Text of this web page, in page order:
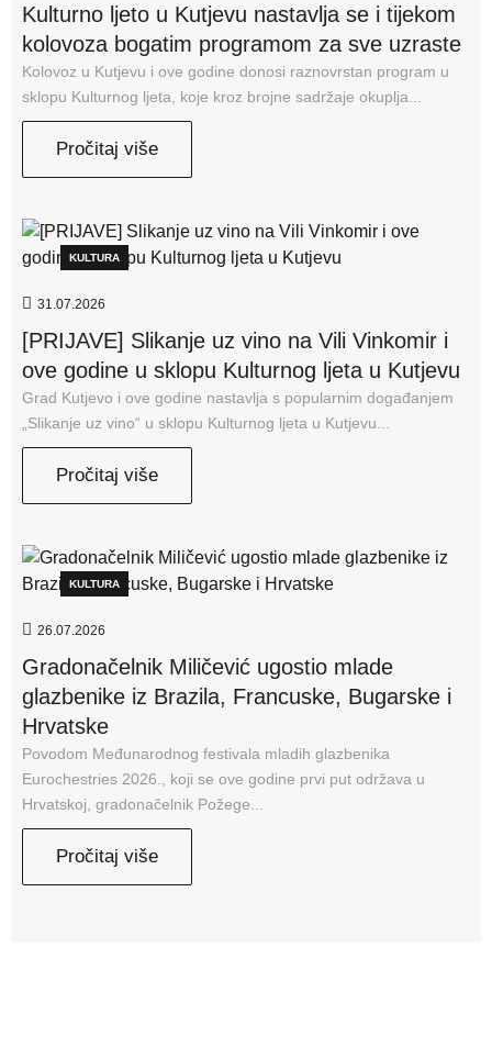
Kulturno ljeto u Kutjevu nastavlja se i tijekom
kolovoza bogatim programom za sve uzraste
Kolovoz u Kutjevu i ove godine donosi raznovrstan program u
sklopu Kulturnog ljeta, koje kroz brojne sadržaje okuplja...
Pročitaj više
KULTURA
31.07.2026
[PRIJAVE] Slikanje uz vino na Vili Vinkomir i
ove godine u sklopu Kulturnog ljeta u Kutjevu
Grad Kutjevo i ove godine nastavlja s popularnim događanjem
„Slikanje uz vino“ u sklopu Kulturnog ljeta u Kutjevu...
Pročitaj više
KULTURA
26.07.2026
Gradonačelnik Miličević ugostio mlade
glazbenike iz Brazila, Francuske, Bugarske i
Hrvatske
Povodom Međunarodnog festivala mladih glazbenika
Eurochestries 2026., koji se ove godine prvi put održava u
Hrvatskoj, gradonačelnik Požege...
Pročitaj više